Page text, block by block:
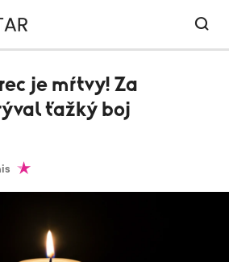
je mŕtvy! Za
ťažký boj